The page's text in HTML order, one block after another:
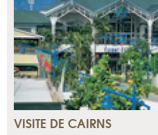
VISITE DE CAIRNS